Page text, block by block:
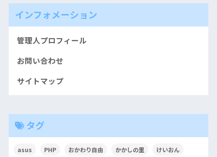
インフォメーション
管理人プロフィール
お問い合わせ
サイトマップ
タグ
asus PHP おかわり自由 かかしの里 けいおん